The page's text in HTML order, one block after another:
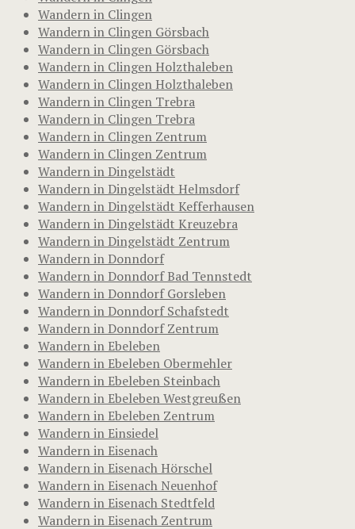
Wandern in Clingen
Wandern in Clingen Görsbach
Wandern in Clingen Görsbach
Wandern in Clingen Holzthaleben
Wandern in Clingen Holzthaleben
Wandern in Clingen Trebra
Wandern in Clingen Trebra
Wandern in Clingen Zentrum
Wandern in Clingen Zentrum
Wandern in Dingelstädt
Wandern in Dingelstädt Helmsdorf
Wandern in Dingelstädt Kefferhausen
Wandern in Dingelstädt Kreuzebra
Wandern in Dingelstädt Zentrum
Wandern in Donndorf
Wandern in Donndorf Bad Tennstedt
Wandern in Donndorf Gorsleben
Wandern in Donndorf Schafstedt
Wandern in Donndorf Zentrum
Wandern in Ebeleben
Wandern in Ebeleben Obermehler
Wandern in Ebeleben Steinbach
Wandern in Ebeleben Westgreußen
Wandern in Ebeleben Zentrum
Wandern in Einsiedel
Wandern in Eisenach
Wandern in Eisenach Hörschel
Wandern in Eisenach Neuenhof
Wandern in Eisenach Stedtfeld
Wandern in Eisenach Zentrum